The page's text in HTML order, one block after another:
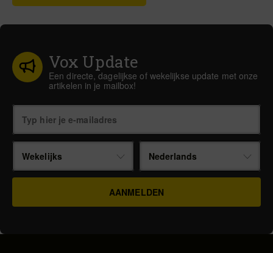
Vox Update
Een directe, dagelijkse of wekelijkse update met onze
artikelen in je mailbox!
Wekelijks Nederlands